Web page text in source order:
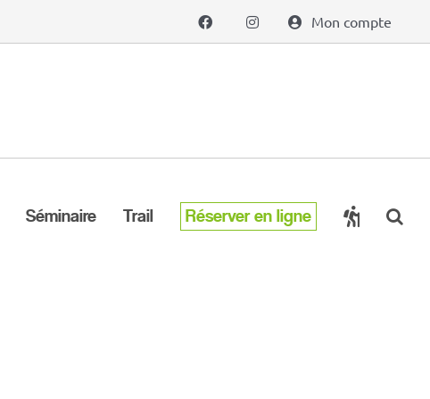
Mon compte
Séminaire Trail Réserver en ligne